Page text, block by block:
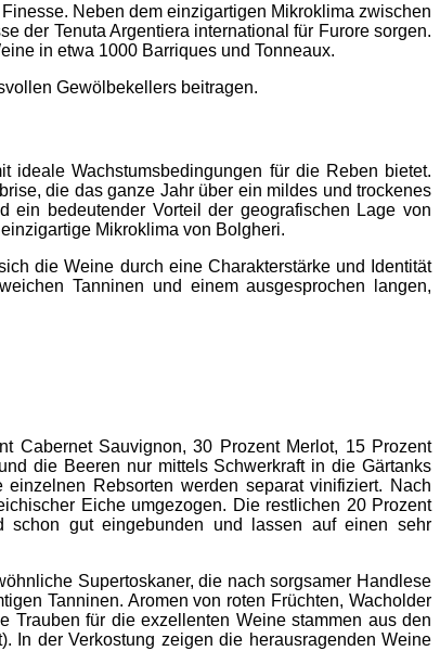
Neben dem einzigartigen Mikroklima zwischen
der Tenuta Argentiera international für Furore sorgen.
in etwa 1000 Barriques und Tonneaux.
Gewölbekellers beitragen.
ideale Wachstumsbedingungen für die Reben bietet.
die das ganze Jahr über ein mildes und trockenes
ein bedeutender Vorteil der geografischen Lage von
Mikroklima von Bolgheri.
die Weine durch eine Charakterstärke und Identität
Tanninen und einem ausgesprochen langen,
Cabernet Sauvignon, 30 Prozent Merlot, 15 Prozent
die Beeren nur mittels Schwerkraft in die Gärtanks
Rebsorten werden separat vinifiziert. Nach
Eiche umgezogen. Die restlichen 20 Prozent
schon gut eingebunden und lassen auf einen sehr
Supertoskaner, die nach sorgsamer Handlese
Tanninen. Aromen von roten Früchten, Wacholder
Trauben für die exzellenten Weine stammen aus den
In der Verkostung zeigen die herausragenden Weine